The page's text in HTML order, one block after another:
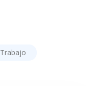
Trabajo